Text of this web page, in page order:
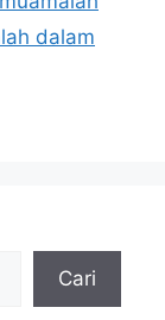
dalam
Cari